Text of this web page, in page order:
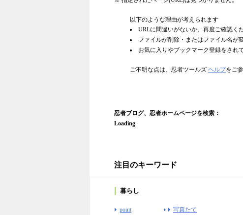
以下のような理由が考えられます
URLに間違いがないか、再度ご確認くだ
ファイルが削除・またはファイル名が
お気に入りやブックマーク登録をされ
ご不明な点は、忍者ツールズ ヘルプをご
忍者ブログ、忍者ホームページを検索：
Loading
注目のキーワード
暮らし
写真たて
point